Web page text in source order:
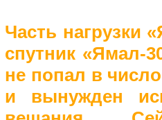
Часть нагрузки
спутник «Ямал-
не попал в
и вынужден